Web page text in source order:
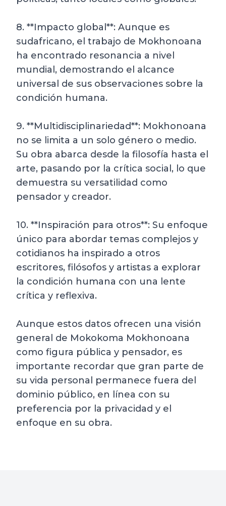
8. **Impacto global**: Aunque es
sudafricano, el trabajo de Mokhonoana
ha encontrado resonancia a nivel
mundial, demostrando el alcance
universal de sus observaciones sobre la
condición humana.
9. **Multidisciplinariedad**: Mokhonoana
no se limita a un solo género o medio.
Su obra abarca desde la filosofía hasta el
arte, pasando por la crítica social, lo que
demuestra su versatilidad como
pensador y creador.
10. **Inspiración para otros**: Su enfoque
único para abordar temas complejos y
cotidianos ha inspirado a otros
escritores, filósofos y artistas a explorar
la condición humana con una lente
crítica y reflexiva.
Aunque estos datos ofrecen una visión
general de Mokokoma Mokhonoana
como figura pública y pensador, es
importante recordar que gran parte de
su vida personal permanece fuera del
dominio público, en línea con su
preferencia por la privacidad y el
enfoque en su obra.